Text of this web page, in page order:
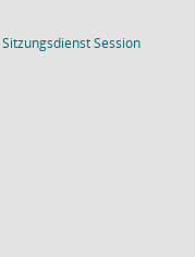
SitzungsdienstSession(Wird in